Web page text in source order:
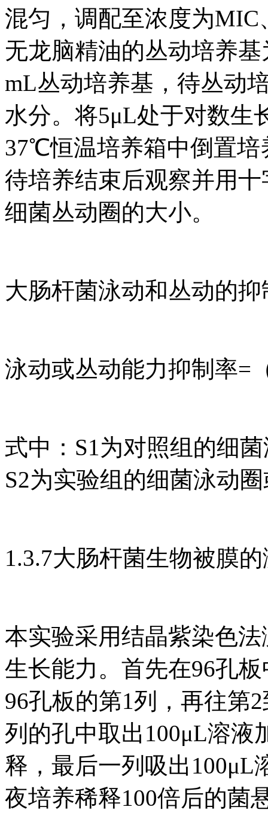
混匀，调配至浓度为
无龙脑精油的丛动培养
mL丛动培养基，待丛动
水分。将5μL处于对数生
37℃恒温培养箱中倒置培
待培养结束后观察并用
细菌丛动圈的大小。
大肠杆菌泳动和丛动的
泳动或丛动能力抑制率=
式中：S1为对照组的细
S2为实验组的细菌泳动
1.3.7大肠杆菌生物被膜
本实验采用结晶紫染色
生长能力。首先在96孔
96孔板的第1列，再往第
列的孔中取出100μL溶液
释，最后一列吸出100μL
夜培养稀释100倍后的菌